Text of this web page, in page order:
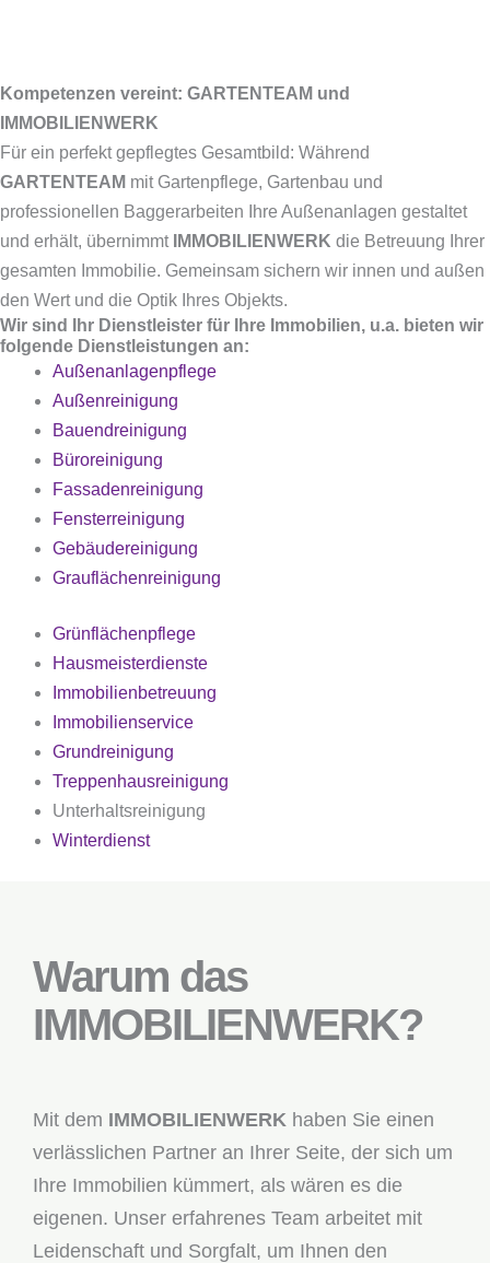
Kompetenzen vereint: GARTENTEAM und
IMMOBILIENWERK
Für ein perfekt gepflegtes Gesamtbild: Während
GARTENTEAM mit Gartenpflege, Gartenbau und
professionellen Baggerarbeiten Ihre Außenanlagen gestaltet
und erhält, übernimmt IMMOBILIENWERK die Betreuung Ihrer
gesamten Immobilie. Gemeinsam sichern wir innen und außen
den Wert und die Optik Ihres Objekts.
Wir sind Ihr Dienstleister für Ihre Immobilien, u.a. bieten wir
folgende Dienstleistungen an:
Außenanlagenpflege
Außenreinigung
Bauendreinigung
Büroreinigung
Fassadenreinigung
Fensterreinigung
Gebäudereinigung
Grauflächenreinigung
Grünflächenpflege
Hausmeisterdienste
Immobilienbetreuung
Immobilienservice
Grundreinigung
Treppenhausreinigung
Unterhaltsreinigung
Winterdienst
Warum das
IMMOBILIENWERK?
Mit dem IMMOBILIENWERK haben Sie einen
verlässlichen Partner an Ihrer Seite, der sich um
Ihre Immobilien kümmert, als wären es die
eigenen. Unser erfahrenes Team arbeitet mit
Leidenschaft und Sorgfalt, um Ihnen den